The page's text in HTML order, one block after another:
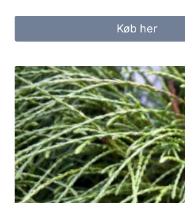
Køb her